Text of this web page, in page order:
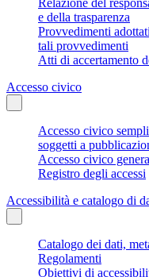
e della trasparenza
Provvedimenti
tali provvedimenti
Atti di accertamento
Accesso civico
Accesso civico
soggetti a
Accesso civico
Registro degli accessi
Accessibilità e catalogo di
Catalogo dei dati,
Regolamenti
Obiettivi di